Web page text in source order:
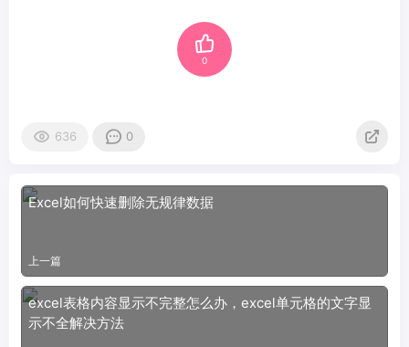
0
636 0
Excel如何快速删除无规律数据
上一篇
excel表格内容显示不完整怎么办，excel单元格的文字显
示不全解决方法